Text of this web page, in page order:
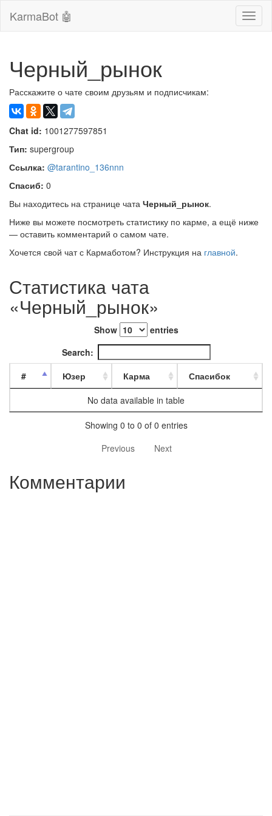
KarmaBot 🤖
Черный_рынок
Расскажите о чате своим друзьям и подписчикам:
Chat id: 1001277597851
Тип: supergroup
Ссылка: @tarantino_136nnn
Спасиб: 0
Вы находитесь на странице чата Черный_рынок.
Ниже вы можете посмотреть статистику по карме, а ещё ниже
— оставить комментарий о самом чате.
Хочется свой чат с Кармаботом? Инструкция на главной.
Статистика чата
«Черный_рынок»
Show
entries
Search:
#
Юзер Карма
Спасибок
No data available in table
Showing 0 to 0 of 0 entries
Previous
Next
Комментарии